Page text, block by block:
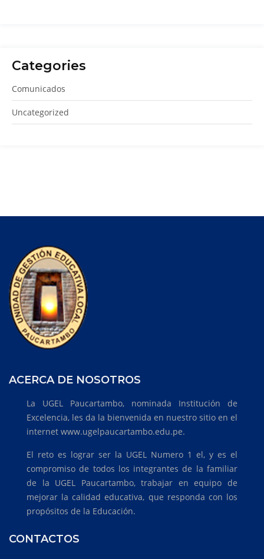
Categories
Comunicados
Uncategorized
ACERCA DE NOSOTROS
La UGEL Paucartambo, nominada Institución de
Excelencia, les da la bienvenida en nuestro sitio en el
internet www.ugelpaucartambo.edu.pe.
El reto es lograr ser la UGEL Numero 1 el, y es el
compromiso de todos los integrantes de la familiar
de la UGEL Paucartambo, trabajar en equipo de
mejorar la calidad educativa, que responda con los
propósitos de la Educación.
CONTACTOS